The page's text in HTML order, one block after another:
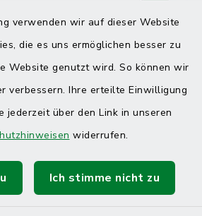
verwenden wir auf dieser Website
die es uns ermöglichen besser zu
Website genutzt wird. So können wir
verbessern. Ihre erteilte Einwilligung
jederzeit über den Link in unseren
widerrufen.
Ich stimme nicht zu
Kontakt